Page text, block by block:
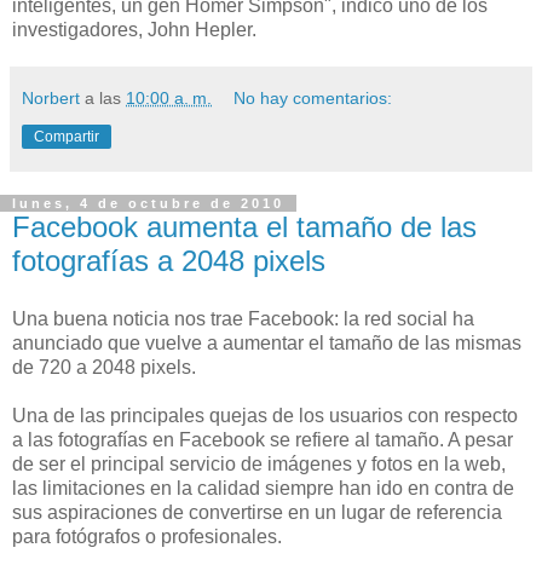
inteligentes, un gen Homer Simpson", indicó uno de los
investigadores, John Hepler.
Norbert a las 10:00 a. m. No hay comentarios:
Compartir
lunes, 4 de octubre de 2010
Facebook aumenta el tamaño de las
fotografías a 2048 pixels
Una buena noticia nos trae Facebook: la red social ha
anunciado que vuelve a aumentar el tamaño de las mismas
de 720 a 2048 pixels.
Una de las principales quejas de los usuarios con respecto
a las fotografías en Facebook se refiere al tamaño. A pesar
de ser el principal servicio de imágenes y fotos en la web,
las limitaciones en la calidad siempre han ido en contra de
sus aspiraciones de convertirse en un lugar de referencia
para fotógrafos o profesionales.